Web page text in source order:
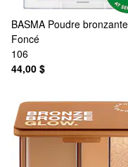
BASMA Poudre
Foncé
106
44,00 $